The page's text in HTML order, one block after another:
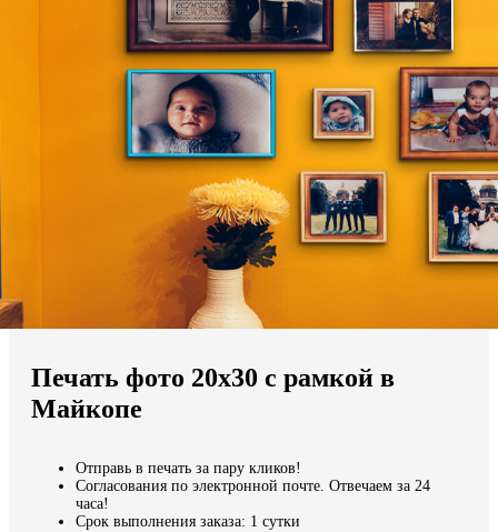
Выберите из списка:
Мы доставляем по всему миру
Продолжить без города
Печать фото 20х30 с рамкой в
Майкопе
Отправь в печать за пару кликов!
Согласования по электронной почте. Отвечаем за 24
часа!
Срок выполнения заказа: 1 сутки